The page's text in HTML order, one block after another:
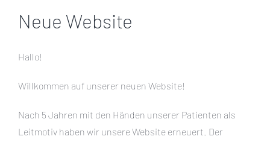
Neue Website
Hallo!
Willkommen auf unserer neuen Website!
Nach 5 Jahren mit den Händen unserer Patienten als
Leitmotiv haben wir unsere Website erneuert. Der